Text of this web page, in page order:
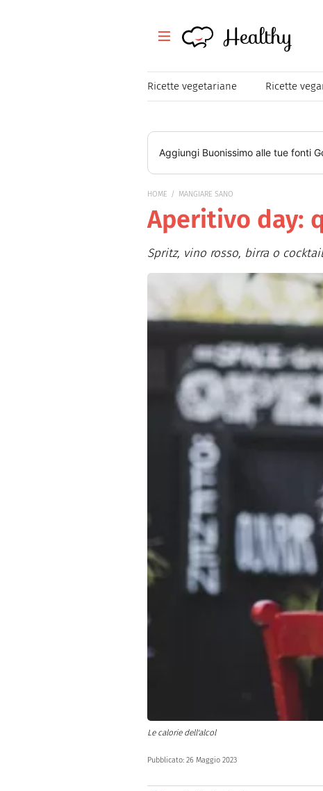
Healthy
Healthy
Ricette vegetariane Ricette
Tutte le ricette
Magazine
Mangiare Sano
Healthy
Consigli
Aggiungi Buonissimo alle tue fonti
HOME MANGIARE SANO
Aperitivo day:
Spritz, vino rosso, birra o
Le calorie dell'alcol
Pubblicato: 26 Maggio 2023